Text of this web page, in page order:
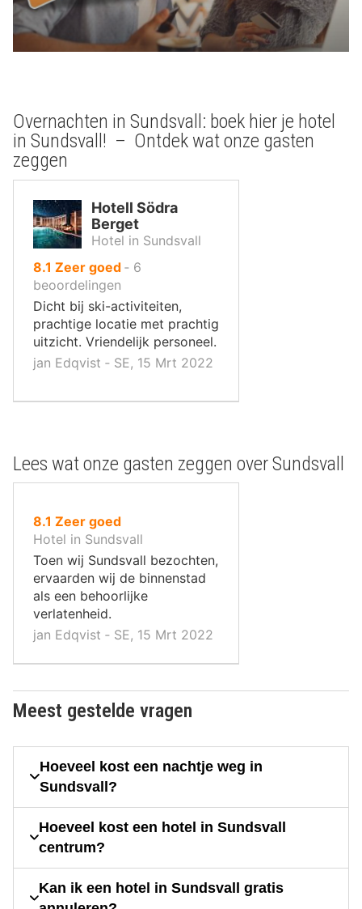
Overnachten in Sundsvall: boek hier je hotel
in Sundsvall! – Ontdek wat onze gasten
zeggen
Hotell Södra
Berget
Hotel in Sundsvall
8.1 uit
10
,
Zeer goed ‐ 6
beoordelingen
Dicht bij ski-activiteiten,
prachtige locatie met prachtig
uitzicht. Vriendelijk personeel.
jan Edqvist ‐ SE, 15 Mrt 2022
Lees wat onze gasten zeggen over Sundsvall
8.1 uit
10
,
Zeer goed
Hotel in Sundsvall
Toen wij Sundsvall bezochten,
ervaarden wij de binnenstad
als een behoorlijke
verlatenheid.
jan Edqvist ‐ SE, 15 Mrt 2022
Meest gestelde vragen
Hoeveel kost een nachtje weg in
Sundsvall?
Hoeveel kost een hotel in Sundsvall
centrum?
Kan ik een hotel in Sundsvall gratis